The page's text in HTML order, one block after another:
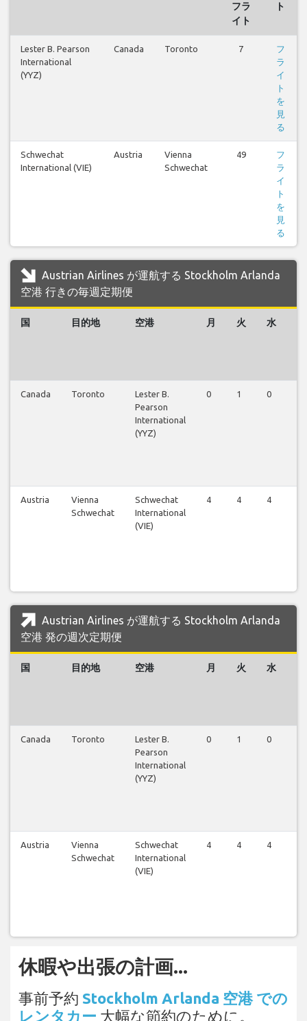
フラ
イト
ト
Lester B. Pearson
International
(YYZ)
Canada Toronto 7
フ
ラ
イ
ト
を
見
る
Schwechat
International (VIE)
Austria
Vienna
Schwechat
49
フ
ラ
イ
ト
を
見
る
Austrian Airlines が運航する Stockholm Arlanda
空港 行きの毎週定期便
国 目的地 空港 月 火 水
Canada Toronto
Lester B.
Pearson
International
(YYZ)
0 1 0
Austria
Vienna
Schwechat
Schwechat
International
(VIE)
4 4 4
Austrian Airlines が運航する Stockholm Arlanda
空港 発の週次定期便
国 目的地 空港 月 火 水
Canada Toronto
Lester B.
Pearson
International
(YYZ)
0 1 0
Austria
Vienna
Schwechat
Schwechat
International
(VIE)
4 4 4
休暇や出張の計画...
事前予約 Stockholm Arlanda 空港 での
レンタカー 大幅な節約のために。